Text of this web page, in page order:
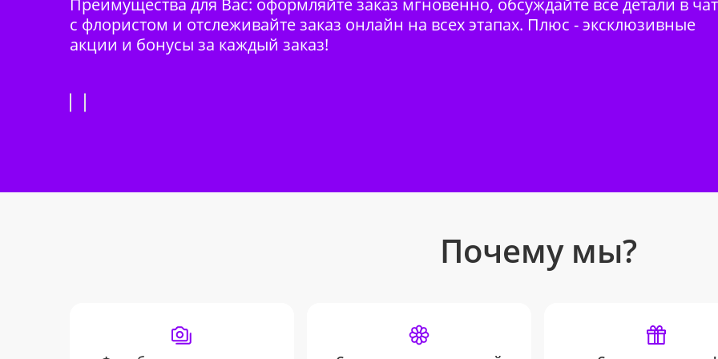
с флористом и отслеживайте заказ онлайн на всех этапах. Плюс - эксклюзивные
акции и бонусы за каждый заказ!
Почему мы?